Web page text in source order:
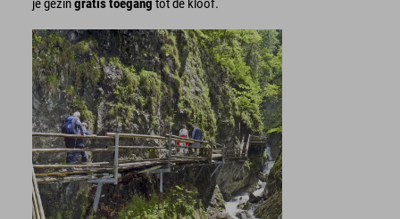
je gezingratis toegang tot de kloof.